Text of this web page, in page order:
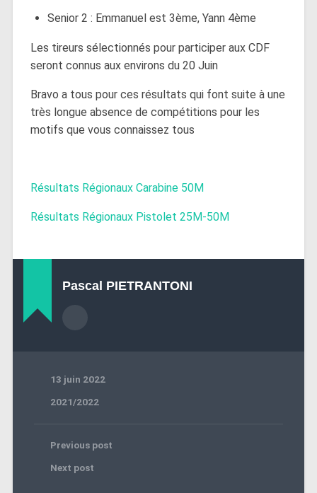
Senior 2 : Emmanuel est 3ème, Yann 4ème
Les tireurs sélectionnés pour participer aux CDF
seront connus aux environs du 20 Juin
Bravo a tous pour ces résultats qui font suite à une
très longue absence de compétitions pour les
motifs que vous connaissez tous
Résultats Régionaux Carabine 50M
Résultats Régionaux Pistolet 25M-50M
Pascal PIETRANTONI
13 juin 2022
2021/2022
Previous post
Next post